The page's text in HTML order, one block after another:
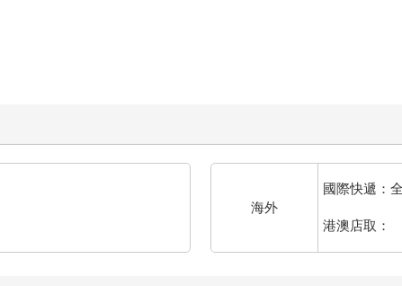
海外
國際快遞：
港澳店取：